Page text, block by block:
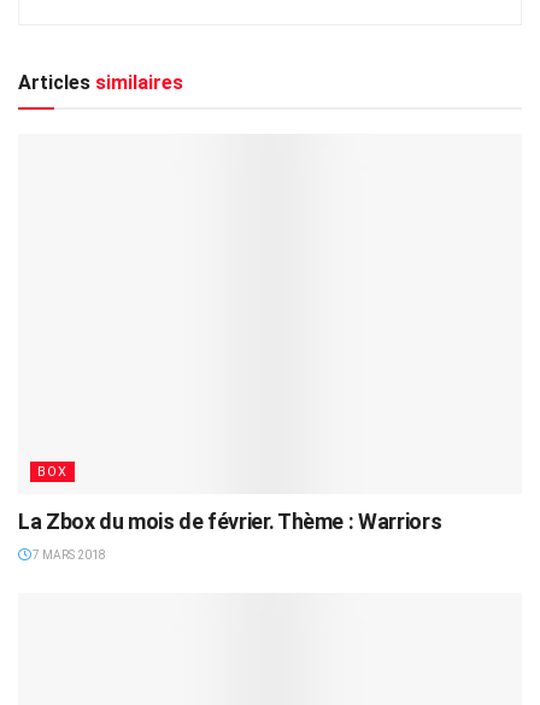
Articles similaires
BOX
La Zbox du mois de février. Thème : Warriors
7 MARS 2018